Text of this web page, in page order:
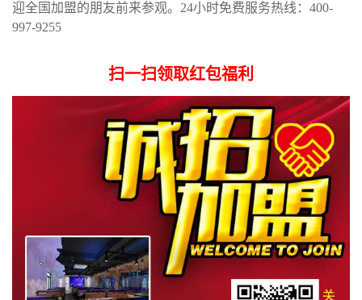
迎全国加盟的朋友前来参观。24小时免费服务热线：400-
997-9255
扫一扫领取红包福利